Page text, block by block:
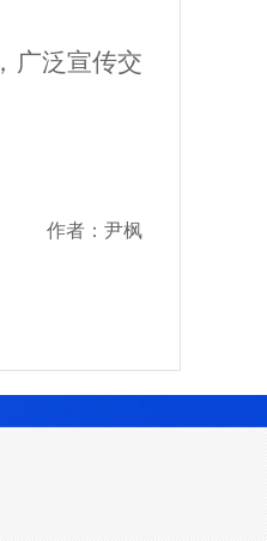
广泛宣传交
作者：尹枫